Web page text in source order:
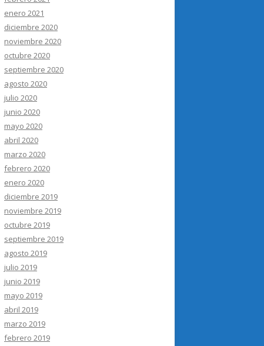
enero 2021
diciembre 2020
noviembre 2020
octubre 2020
septiembre 2020
agosto 2020
julio 2020
junio 2020
mayo 2020
abril 2020
marzo 2020
febrero 2020
enero 2020
diciembre 2019
noviembre 2019
octubre 2019
septiembre 2019
agosto 2019
julio 2019
junio 2019
mayo 2019
abril 2019
marzo 2019
febrero 2019